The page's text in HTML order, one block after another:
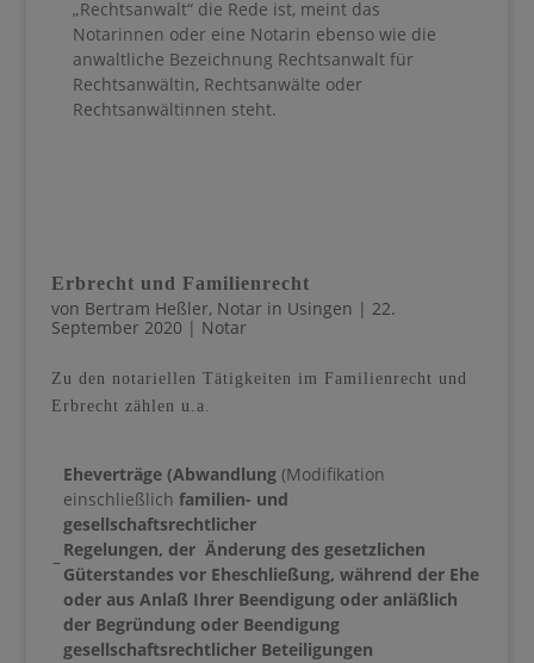
„Rechtsanwalt“ die Rede ist, meint das
Notarinnen oder eine Notarin ebenso wie die
anwaltliche Bezeichnung Rechtsanwalt für
Rechtsanwältin, Rechtsanwälte oder
Rechtsanwältinnen steht.
Erbrecht und Familienrecht
von Bertram Heßler, Notar in Usingen | 22.
September 2020 | Notar
Zu den notariellen Tätigkeiten im Familienrecht und
Erbrecht zählen u.a.
–
Eheverträge (Abwandlung (Modifikation
einschließlich familien- und
gesellschaftsrechtlicher
Regelungen, der Änderung des gesetzlichen
Güterstandes vor Eheschließung, während der Ehe
oder aus Anlaß Ihrer Beendigung oder anläßlich
der Begründung oder Beendigung
gesellschaftsrechtlicher Beteiligungen